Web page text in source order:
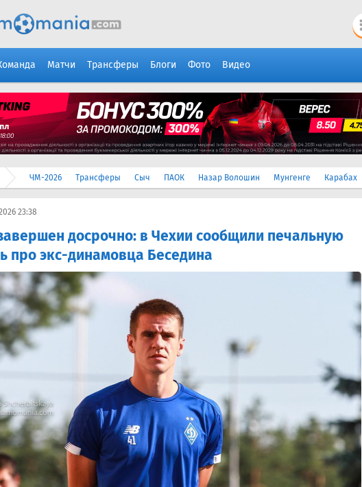
Матчи Трансферы Блоги Фото Видео
ЧМ-2026 Трансферы Сыч ПАОК Назар Волошин Мунгенге Карабах
23:38
досрочно: в Чехии сообщили печальную
про экс-динамовца Беседина